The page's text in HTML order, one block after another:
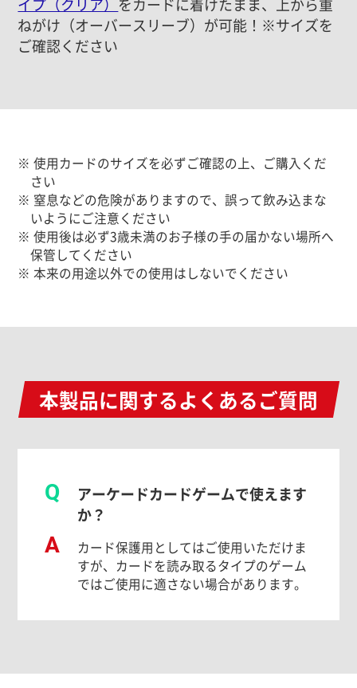
イプ（クリア） をカードに着けたまま、上から重
ねがけ（オーバースリーブ）が可能！※サイズを
ご確認ください
※ 使用カードのサイズを必ずご確認の上、ご購入くだ
さい
※ 窒息などの危険がありますので、誤って飲み込まな
いようにご注意ください
※ 使用後は必ず3歳未満のお子様の手の届かない場所へ
保管してください
※ 本来の用途以外での使用はしないでください
本製品に関するよくあるご質問
Q
アーケードカードゲームで使えます
か？
A
カード保護用としてはご使用いただけま
すが、カードを読み取るタイプのゲーム
ではご使用に適さない場合があります。